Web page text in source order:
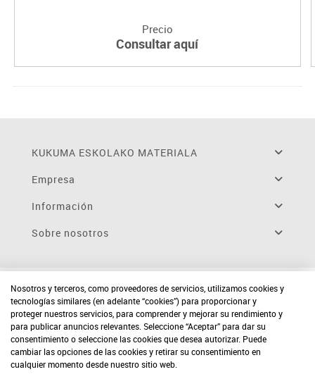
Precio
Consultar aquí
KUKUMA ESKOLAKO MATERIALA
Empresa
Información
Sobre nosotros
Nosotros y terceros, como proveedores de servicios, utilizamos cookies y
tecnologías similares (en adelante “cookies”) para proporcionar y
proteger nuestros servicios, para comprender y mejorar su rendimiento y
para publicar anuncios relevantes. Seleccione “Aceptar” para dar su
consentimiento o seleccione las cookies que desea autorizar. Puede
cambiar las opciones de las cookies y retirar su consentimiento en
cualquier momento desde nuestro sitio web.